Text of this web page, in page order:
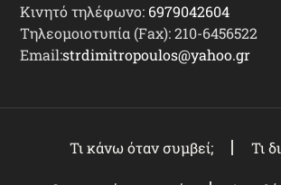
Κινητό τηλέφωνο: 6979042604
Τηλεομοιοτυπία (Fax): 210-6456522
Email:strdimitropoulos@yahoo.gr
Τι κάνω όταν συμβεί; Τι